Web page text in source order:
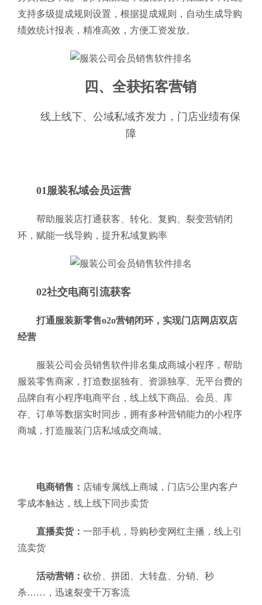
支持多级提成规则设置，根据提成规则，自动生成导购
绩效统计报表，精准高效，方便工资发放。
四、全获拓客营销
线上线下、公域私域齐发力，门店业绩有保
障
01服装私域会员运营
帮助服装店打通获客、转化、复购、裂变营销闭
环，赋能一线导购，提升私域复购率
02社交电商引流获客
打通服装新零售o2o营销闭环，实现门店网店双店
经营
服装公司会员销售软件排名集成商城小程序，帮助
服装零售商家，打造数据独有、资源独享、无平台费的
品牌自有小程序电商平台，线上线下商品、会员、库
存、订单等数据实时同步，拥有多种营销能力的小程序
商城，打造服装门店私域成交商城。
电商销售： 店铺专属线上商城，门店5公里内客户
零成本触达，线上线下同步卖货
直播卖货： 一部手机，导购秒变网红主播，线上引
流卖货
活动营销： 砍价、拼团、大转盘、分销、秒
杀……，迅速裂变千万客流